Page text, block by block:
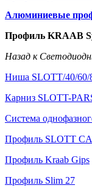
Алюминиевые
Профиль KRAAB
Назад к
Ниша SLOTT/40/60/
Карниз SLOTT-
Система
Профиль SLOTT
Профиль Kraab Gips
Профиль Slim 27